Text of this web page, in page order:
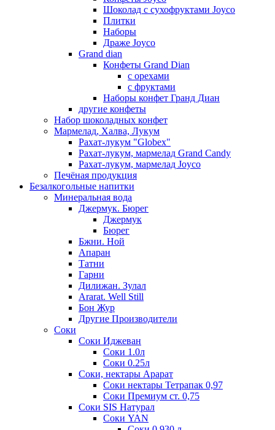
Шоколад с сухофруктами Joyco
Плитки
Наборы
Драже Joyco
Grand dian
Конфеты Grand Dian
с орехами
с фруктами
Наборы конфет Гранд Диан
другие конфеты
Набор шоколадных конфет
Мармелад, Халва, Лукум
Рахат-лукум "Globex"
Рахат-лукум, мармелад Grand Candy
Рахат-лукум, мармелад Joyco
Печёная продукция
Безалкогольные напитки
Минеральная вода
Джермук. Бюрег
Джермук
Бюрег
Бжни. Ной
Апаран
Татни
Гарни
Дилижан. Зулал
Ararat. Well Still
Бон Жур
Другие Производители
Соки
Соки Иджеван
Соки 1.0л
Соки 0.25л
Соки, нектары Арарат
Соки нектары Тетрапак 0,97
Соки Премиум ст. 0,75
Соки SIS Натурал
Соки YAN